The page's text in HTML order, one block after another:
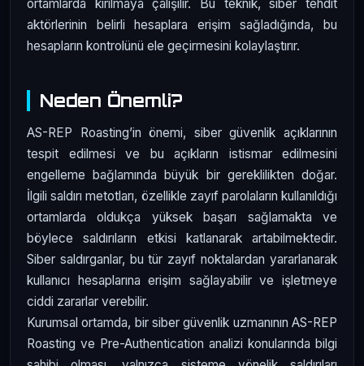
ortamlarda kırılmaya çalışılır. Bu teknik, siber tehdit
aktörlerinin belirli hesaplara erişim sağladığında, bu
hesapların kontrolünü ele geçirmesini kolaylaştırır.
Neden Önemli?
AS-REP Roasting’in önemi, siber güvenlik açıklarının
tespit edilmesi ve bu açıkların istismar edilmesini
engelleme bağlamında büyük bir gereklilikten doğar.
İlgili saldırı metotları, özellikle zayıf parolaların kullanıldığı
ortamlarda oldukça yüksek başarı sağlamakta ve
böylece saldırıların etkisi katlanarak artabilmektedir.
Siber saldırganlar, bu tür zayıf noktalardan yararlanarak
kullanıcı hesaplarına erişim sağlayabilir ve işletmeye
ciddi zararlar verebilir.
Kurumsal ortamda, bir siber güvenlik uzmanının AS-REP
Roasting ve Pre-Authentication analizi konularında bilgi